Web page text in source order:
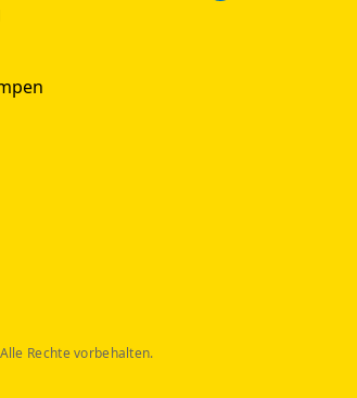
Rechte vorbehalten.